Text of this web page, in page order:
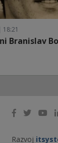
18:21
Branislav
Razvoj